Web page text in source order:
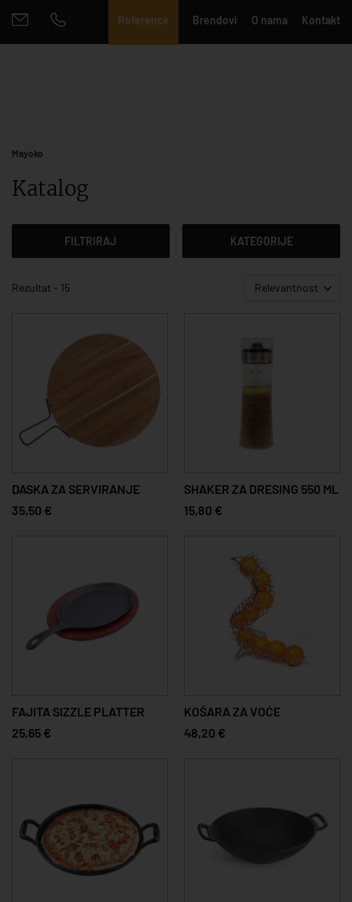
Reference Brendovi O nama Kontakt
Mayoko
Katalog
FILTRIRAJ KATEGORIJE
Rezultat - 15 Relevantnost
DASKA ZA SERVIRANJE
35,50 €
SHAKER ZA DRESING 550 ML
15,80 €
FAJITA SIZZLE PLATTER
25,65 €
KOŠARA ZA VOĆE
48,20 €